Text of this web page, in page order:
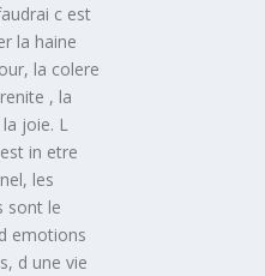
c est
la haine
la colere
, la
joie. L
in etre
les
sont le
emotions
d une vie